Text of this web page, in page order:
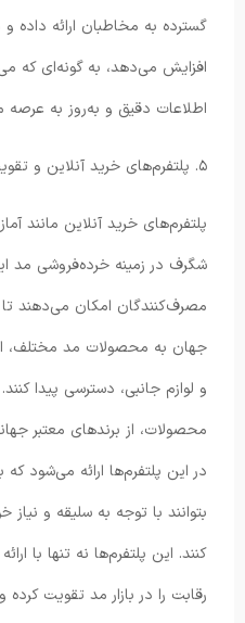
گسترده به مخاطبان ارائه داده
افزایش می‌دهد، به گونه‌ای که
اطلاعات دقیق و به‌روز به عرصه
۵. پلتفرم‌های خرید آنلاین و تقویت اقتصاد صنعت مد:
پلتفرم‌های خرید آنلاین مانند
شگرف در زمینه خرده‌فروشی مد
مصرف‌کنندگان امکان می‌دهند تا
جهان به محصولات مد مختلف،
و لوازم جانبی، دسترسی پیدا
محصولات، از برندهای معتبر
در این پلتفرم‌ها ارائه می‌شود
بتوانند با توجه به سلیقه و
کنند. این پلتفرم‌ها نه تنها با
رقابت را در بازار مد تقویت